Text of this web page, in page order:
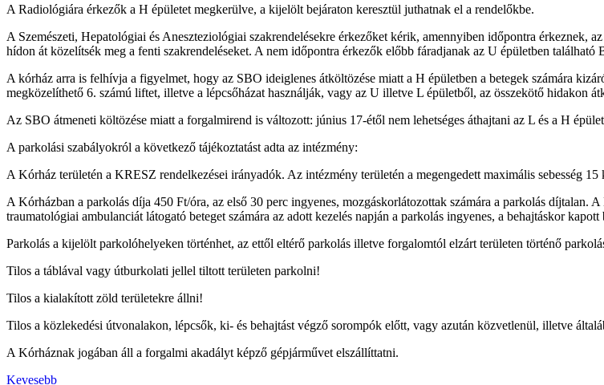
A Radiológiára érkezők a H épületet megkerülve, a kijelölt bejáraton keresztül juthatnak el a rendelőkbe.
A Szemészeti, Hepatológiai és Aneszteziológiai szakrendelésekre érkezőket kérik, amennyiben időpontra
hídon át közelítsék meg a fenti szakrendeléseket. A nem időpontra érkezők előbb fáradjanak az U épületben található
A kórház arra is felhívja a figyelmet, hogy az SBO ideiglenes átköltözése miatt a H épületben a betegek számára
megközelíthető 6. számú liftet, illetve a lépcsőházat használják, vagy az U illetve L épületből, az összekötő hidakon
Az SBO átmeneti költözése miatt a forgalmirend is változott: június 17-étől nem lehetséges áthajtani az L és a H
A parkolási szabályokról a következő tájékoztatást adta az intézmény:
A Kórház területén a KRESZ rendelkezései irányadók. Az intézmény területén a megengedett maximális sebesség
A Kórházban a parkolás díja 450 Ft/óra, az első 30 perc ingyenes, mozgáskorlátozottak számára a parkolás
traumatológiai ambulanciát látogató beteget számára az adott kezelés napján a parkolás ingyenes, a behajtáskor
Parkolás a kijelölt parkolóhelyeken történhet, az ettől eltérő parkolás illetve forgalomtól elzárt területen történő
Tilos a táblával vagy útburkolati jellel tiltott területen parkolni!
Tilos a kialakított zöld területekre állni!
Tilos a közlekedési útvonalakon, lépcsők, ki- és behajtást végző sorompók előtt, vagy azután közvetlenül, illetve
A Kórháznak jogában áll a forgalmi akadályt képző gépjárművet elszállíttatni.
Kevesebb